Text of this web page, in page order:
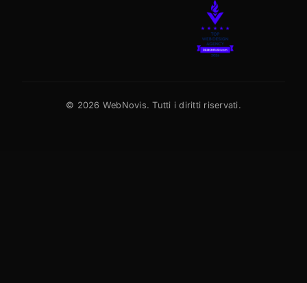
© 2026 WebNovis. Tutti i diritti riservati.